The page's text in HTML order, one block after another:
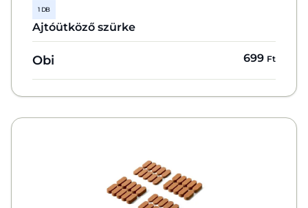
1 DB
Ajtóütköző szürke
Obi 699 Ft